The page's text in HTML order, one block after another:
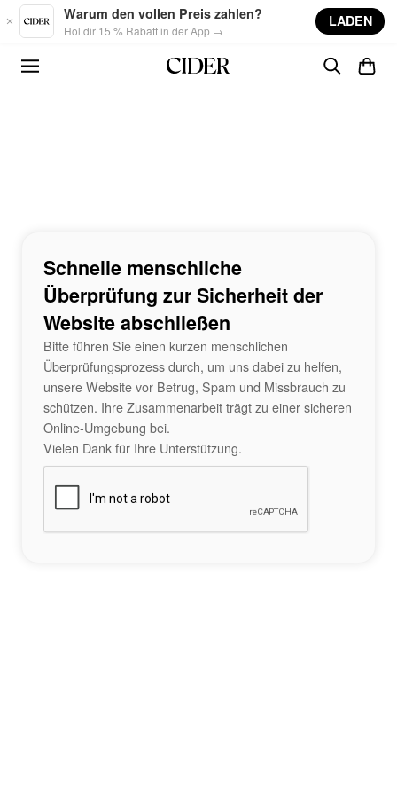
Skip to main content
Warum den vollen Preis zahlen?
Hol dir 15 % Rabatt in der App →
LADEN
Schnelle menschliche
Überprüfung zur Sicherheit der
Website abschließen
Bitte führen Sie einen kurzen menschlichen
Überprüfungsprozess durch, um uns dabei zu helfen,
unsere Website vor Betrug, Spam und Missbrauch zu
schützen. Ihre Zusammenarbeit trägt zu einer sicheren
Online-Umgebung bei.
Vielen Dank für Ihre Unterstützung.